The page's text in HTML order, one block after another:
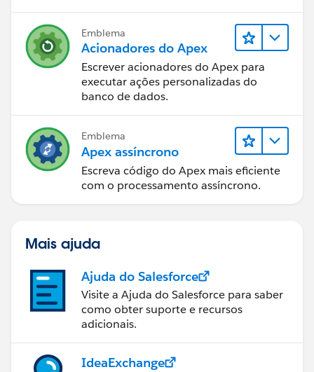
Emblema
Acionadores do Apex
Escrever acionadores do Apex para
executar ações personalizadas do
banco de dados.
Emblema
Apex assíncrono
Escreva código do Apex mais eficiente
com o processamento assíncrono.
Mais ajuda
Ajuda do Salesforce
Visite a Ajuda do Salesforce para saber
como obter suporte e recursos
adicionais.
IdeaExchange